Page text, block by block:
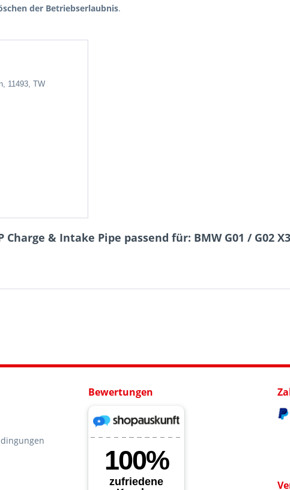
der Betriebserlaubnis.
11493, TW
& Intake Pipe passend für: BMW G01 / G02
Bewertungen